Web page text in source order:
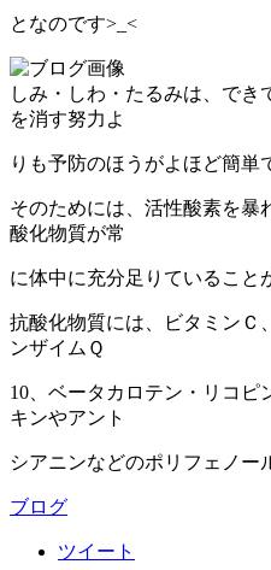
となのです>_<
しみ・しわ・たるみは、でき
を消す努力よ
りも予防のほうがよほど簡単
そのためには、活性酸素を暴
酸化物質が常
に体中に充分足りていること
抗酸化物質には、ビタミンＣ
ンザイムＱ
10、ベータカロテン・リコピ
キンやアント
シアニンなどのポリフェノー
ブログ
ツイート